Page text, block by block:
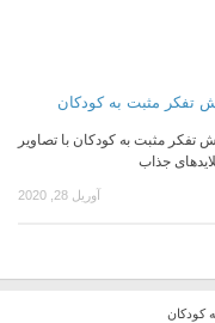
تفکر مثبت به کودکان با تصاویر
جذاب
آوریل 28, 2020
کودکان